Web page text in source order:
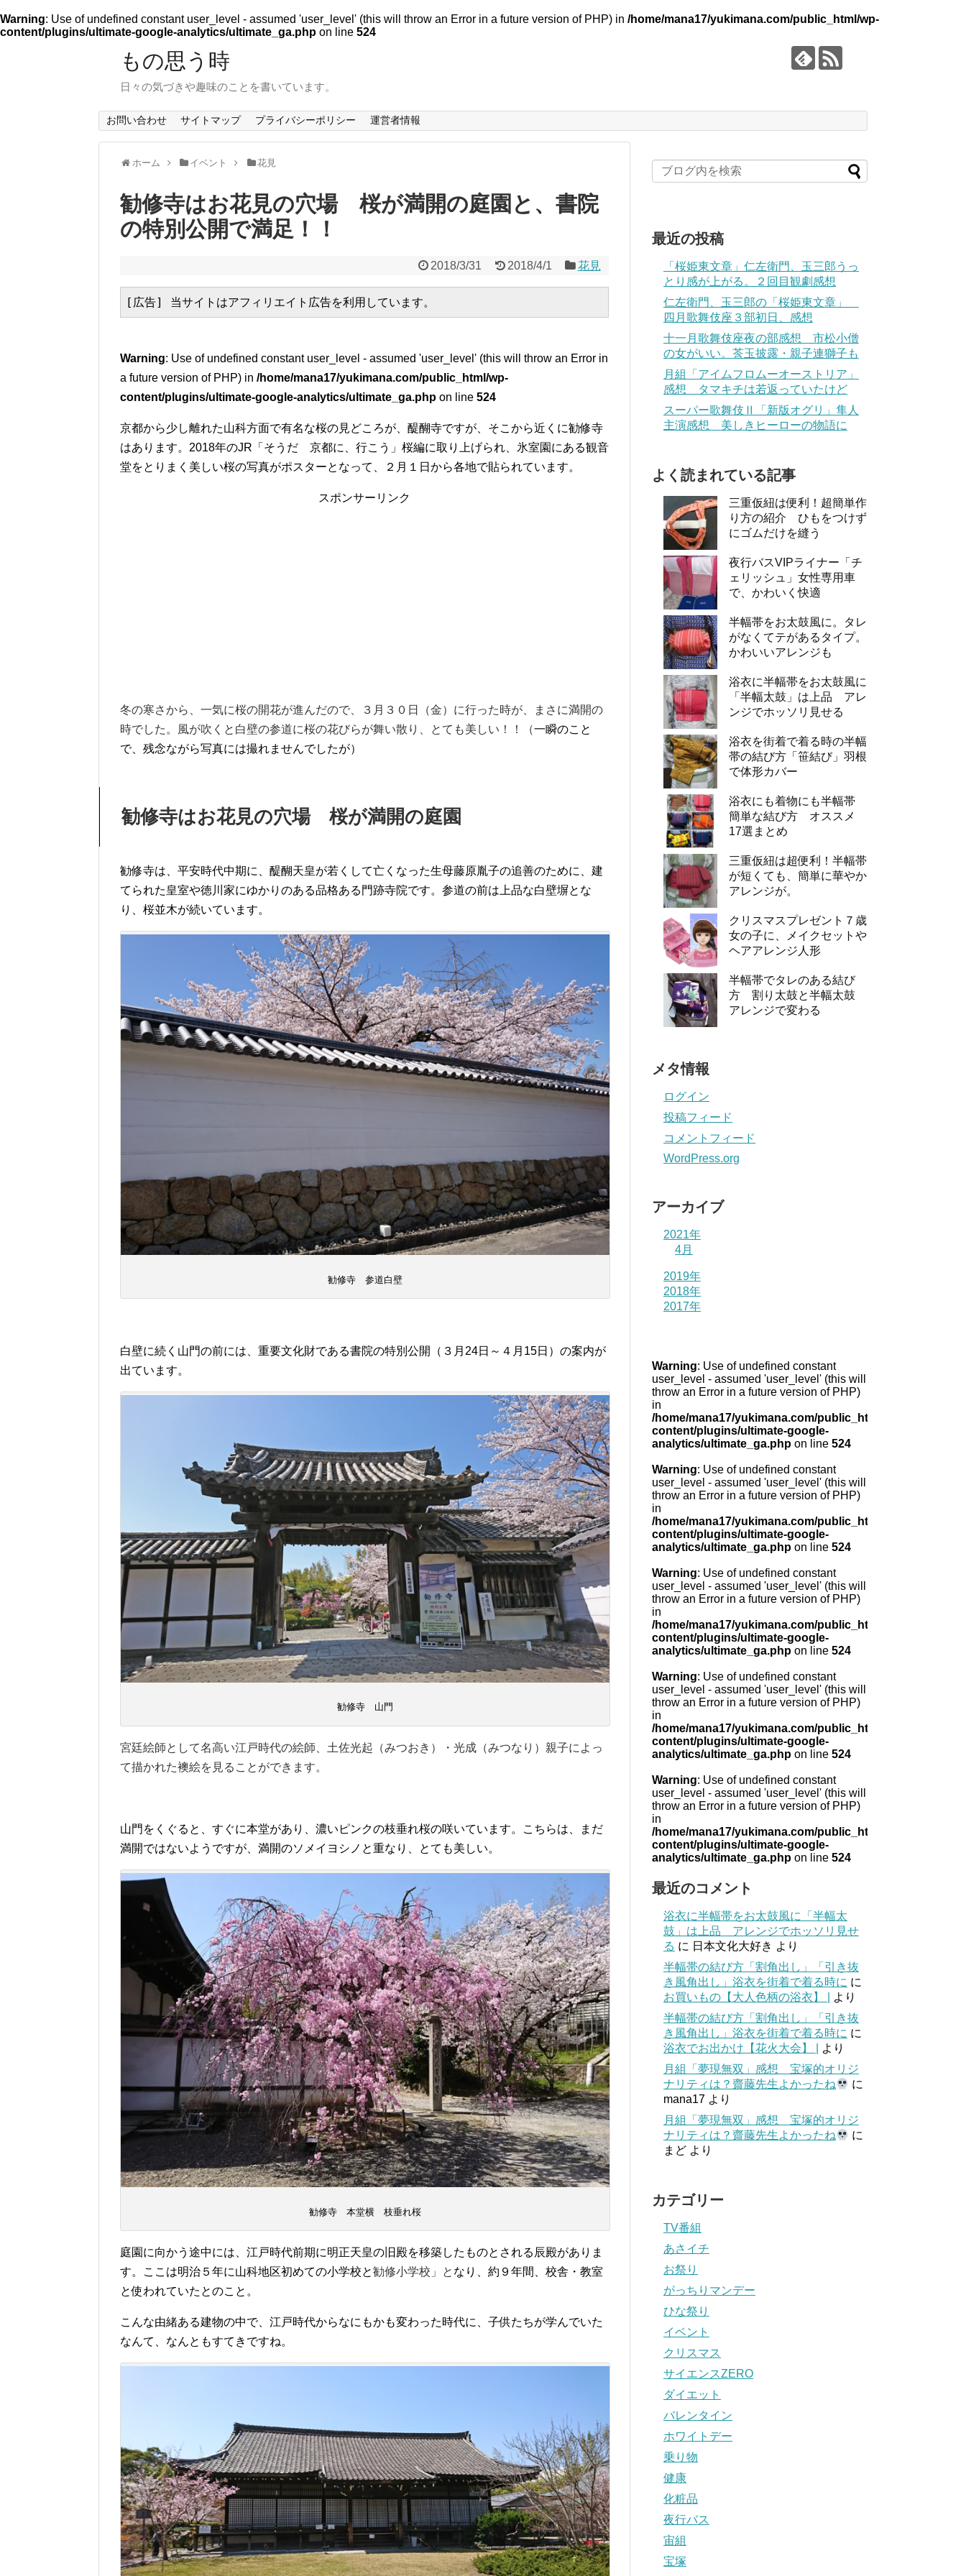
Warning: Use of undefined constant user_level - assumed 'user_level' (this will throw an Error in a future version of PHP) in /home/mana17/yukimana.com/public_html/wp-
content/plugins/ultimate-google-analytics/ultimate_ga.php on line 524
もの思う時
日々の気づきや趣味のことを書いています。
お問い合わせ サイトマップ プライバシーポリシー 運営者情報
ホーム イベント 花見
勧修寺はお花見の穴場 桜が満開の庭園と、書院
の特別公開で満足！！
2018/3/31 2018/4/1 花見
[広告] 当サイトはアフィリエイト広告を利用しています。
Warning: Use of undefined constant user_level - assumed 'user_level' (this will throw an Error in
a future version of PHP) in /home/mana17/yukimana.com/public_html/wp-
content/plugins/ultimate-google-analytics/ultimate_ga.php on line 524
京都から少し離れた山科方面で有名な桜の見どころが、醍醐寺ですが、そこから近くに勧修寺
はあります。2018年のJR「そうだ 京都に、行こう」桜編に取り上げられ、氷室園にある観音
堂をとりまく美しい桜の写真がポスターとなって、２月１日から各地で貼られています。
スポンサーリンク
冬の寒さから、一気に桜の開花が進んだので、３月３０日（金）に行った時が、まさに満開の
時でした。風が吹くと白壁の参道に桜の花びらが舞い散り、とても美しい！！（一瞬のこと
で、残念ながら写真には撮れませんでしたが）
勧修寺はお花見の穴場 桜が満開の庭園
勧修寺は、平安時代中期に、醍醐天皇が若くして亡くなった生母藤原胤子の追善のために、建
てられた皇室や徳川家にゆかりのある品格ある門跡寺院です。参道の前は上品な白壁塀とな
り、桜並木が続いています。
勧修寺 参道白壁
白壁に続く山門の前には、重要文化財である書院の特別公開（３月24日～４月15日）の案内が
出ています。
勧修寺 山門
宮廷絵師として名高い江戸時代の絵師、土佐光起（みつおき）・光成（みつなり）親子によっ
て描かれた襖絵を見ることができます。
山門をくぐると、すぐに本堂があり、濃いピンクの枝垂れ桜の咲いています。こちらは、まだ
満開ではないようですが、満開のソメイヨシノと重なり、とても美しい。
勧修寺 本堂横 枝垂れ桜
庭園に向かう途中には、江戸時代前期に明正天皇の旧殿を移築したものとされる辰殿がありま
す。ここは明治５年に山科地区初めての小学校と勧修小学校」と なり、約９年間、校舎・教室
と使われていたとのこと。
こんな由緒ある建物の中で、江戸時代からなにもかも変わった時代に、子供たちが学んでいた
なんて、なんともすてきですね。
最近の投稿
「桜姫東文章」仁左衛門、玉三郎うっ
とり感が上がる。２回目観劇感想
仁左衛門、玉三郎の「桜姫東文章」
四月歌舞伎座３部初日、感想
十一月歌舞伎座夜の部感想 市松小僧
の女がいい。莟玉披露・親子連獅子も
月組「アイムフロムーオーストリア」
感想 タマキチは若返っていたけど
スーパー歌舞伎Ⅱ「新版オグリ」隼人
主演感想 美しきヒーローの物語に
よく読まれている記事
三重仮紐は便利！超簡単作
り方の紹介 ひもをつけず
にゴムだけを縫う
夜行バスVIPライナー「チ
ェリッシュ」女性専用車
で、かわいく快適
半幅帯をお太鼓風に。タレ
がなくてテがあるタイプ。
かわいいアレンジも
浴衣に半幅帯をお太鼓風に
「半幅太鼓」は上品 アレ
ンジでホッソリ見せる
浴衣を街着で着る時の半幅
帯の結び方「笹結び」羽根
で体形カバー
浴衣にも着物にも半幅帯
簡単な結び方 オススメ
17選まとめ
三重仮紐は超便利！半幅帯
が短くても、簡単に華やか
アレンジが。
クリスマスプレゼント７歳
女の子に、メイクセットや
ヘアアレンジ人形
半幅帯でタレのある結び
方 割り太鼓と半幅太鼓
アレンジで変わる
メタ情報
ログイン
投稿フィード
コメントフィード
WordPress.org
アーカイブ
2021年
4月
2019年
2018年
2017年
Warning: Use of undefined constant
user_level - assumed 'user_level' (this will
throw an Error in a future version of PHP)
in
/home/mana17/yukimana.com/public_html/wp-
content/plugins/ultimate-google-
analytics/ultimate_ga.php on line 524
Warning: Use of undefined constant
user_level - assumed 'user_level' (this will
throw an Error in a future version of PHP)
in
/home/mana17/yukimana.com/public_html/wp-
content/plugins/ultimate-google-
analytics/ultimate_ga.php on line 524
Warning: Use of undefined constant
user_level - assumed 'user_level' (this will
throw an Error in a future version of PHP)
in
/home/mana17/yukimana.com/public_html/wp-
content/plugins/ultimate-google-
analytics/ultimate_ga.php on line 524
Warning: Use of undefined constant
user_level - assumed 'user_level' (this will
throw an Error in a future version of PHP)
in
/home/mana17/yukimana.com/public_html/wp-
content/plugins/ultimate-google-
analytics/ultimate_ga.php on line 524
Warning: Use of undefined constant
user_level - assumed 'user_level' (this will
throw an Error in a future version of PHP)
in
/home/mana17/yukimana.com/public_html/wp-
content/plugins/ultimate-google-
analytics/ultimate_ga.php on line 524
最近のコメント
浴衣に半幅帯をお太鼓風に「半幅太
鼓」は上品 アレンジでホッソリ見せ
る に 日本文化大好き より
半幅帯の結び方「割角出し」「引き抜
き風角出し」浴衣を街着で着る時に に
お買いもの【大人色柄の浴衣】 |
より
半幅帯の結び方「割角出し」「引き抜
き風角出し」浴衣を街着で着る時に に
浴衣でお出かけ【花火大会】 |
より
月組「夢現無双」感想 宝塚的オリジ
ナリティは？齋藤先生よかったね
に
mana17 より
月組「夢現無双」感想 宝塚的オリジ
ナリティは？齋藤先生よかったね
に
まど より
カテゴリー
TV番組
あさイチ
お祭り
がっちりマンデー
ひな祭り
イベント
クリスマス
サイエンスZERO
ダイエット
バレンタイン
ホワイトデー
乗り物
健康
化粧品
夜行バス
宙組
宝塚